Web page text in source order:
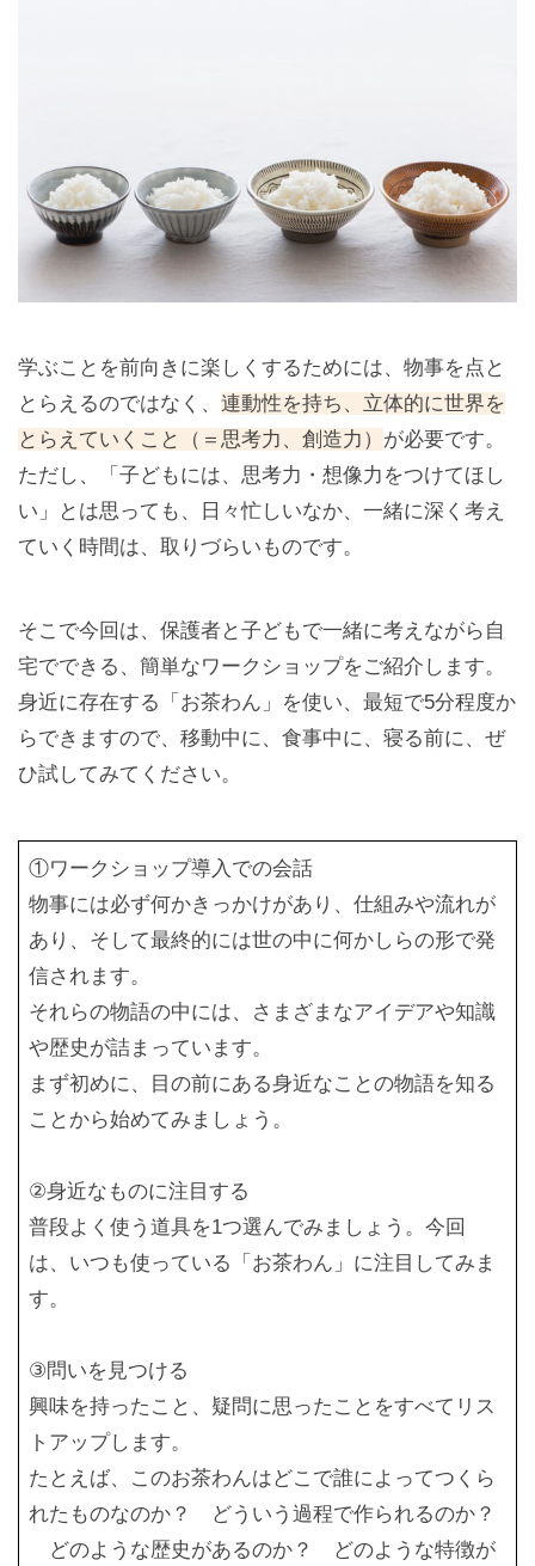
学ぶことを前向きに楽しくするためには、物事を点と
とらえるのではなく、 連動性を持ち、立体的に世界を
とらえていくこと（＝思考力、創造力） が必要です。
ただし、「子どもには、思考力・想像力をつけてほし
い」とは思っても、日々忙しいなか、一緒に深く考え
ていく時間は、取りづらいものです。
そこで今回は、保護者と子どもで一緒に考えながら自
宅でできる、簡単なワークショップをご紹介します。
身近に存在する「お茶わん」を使い、最短で5分程度か
らできますので、移動中に、食事中に、寝る前に、ぜ
ひ試してみてください。
①ワークショップ導入での会話
物事には必ず何かきっかけがあり、仕組みや流れが
あり、そして最終的には世の中に何かしらの形で発
信されます。
それらの物語の中には、さまざまなアイデアや知識
や歴史が詰まっています。
まず初めに、目の前にある身近なことの物語を知る
ことから始めてみましょう。
②身近なものに注目する
普段よく使う道具を1つ選んでみましょう。今回
は、いつも使っている「お茶わん」に注目してみま
す。
③問いを見つける
興味を持ったこと、疑問に思ったことをすべてリス
トアップします。
たとえば、このお茶わんはどこで誰によってつくら
れたものなのか？ どういう過程で作られるのか？
どのような歴史があるのか？ どのような特徴が